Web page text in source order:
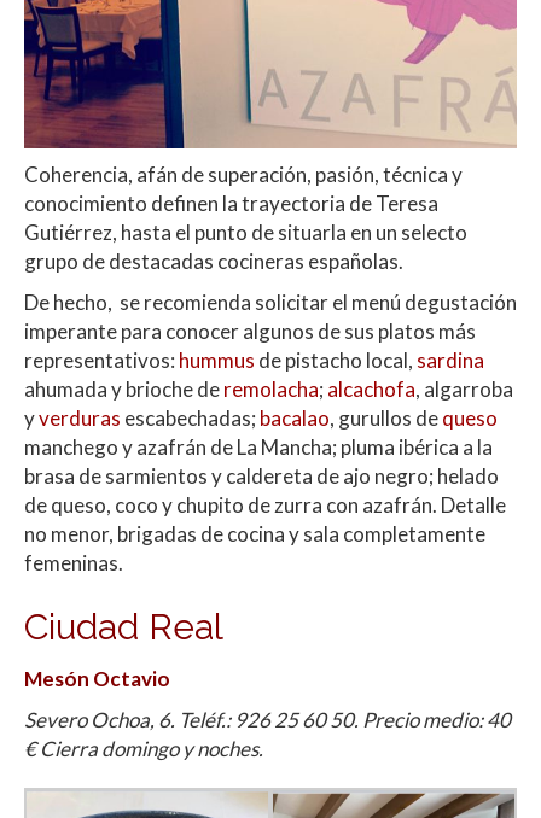
Coherencia, afán de superación, pasión, técnica y
conocimiento definen la trayectoria de Teresa
Gutiérrez, hasta el punto de situarla en un selecto
grupo de destacadas cocineras españolas.
De hecho, se recomienda solicitar el menú degustación
imperante para conocer algunos de sus platos más
representativos: hummus de pistacho local, sardina
ahumada y brioche deremolacha; alcachofa, algarroba
yverduras escabechadas; bacalao, gurullos dequeso
manchego y azafrán de La Mancha; pluma ibérica a la
brasa de sarmientos y caldereta de ajo negro; helado
de queso, coco y chupito de zurra con azafrán. Detalle
no menor, brigadas de cocina y sala completamente
femeninas.
Ciudad Real
Mesón Octavio
Severo Ochoa, 6. Teléf.: 926 25 60 50. Precio medio: 40
€ Cierra domingo y noches.